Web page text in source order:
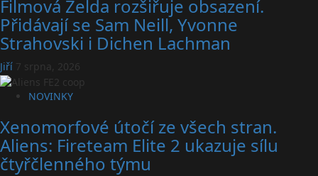
Filmová Zelda rozšiřuje obsazení.
Přidávají se Sam Neill, Yvonne
Strahovski i Dichen Lachman
Jiří 7 srpna, 2026
NOVINKY
Xenomorfové útočí ze všech stran.
Aliens: Fireteam Elite 2 ukazuje sílu
čtyřčlenného týmu